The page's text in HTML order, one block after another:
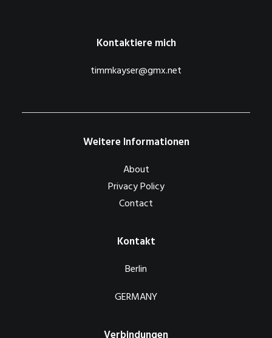
Kontaktiere mich
timmkayser@gmx.net
Weitere Informationen
About
Privacy Policy
Contact
Kontakt
Berlin
GERMANY